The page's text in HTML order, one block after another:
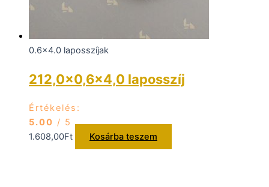
0.6x4.0 laposszíjak
212,0×0,6×4,0 laposszíj
Értékelés:
5.00 / 5
1.608,00Ft Kosárba teszem